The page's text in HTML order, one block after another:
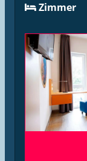
Zimmer